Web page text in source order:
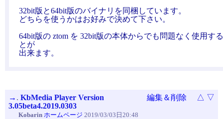
32bit版と64bit版のバイナリを同梱しています。
どちらを使うかはお好みで決めて下さい。
64bit版の ztom を 32bit版の本体からでも問題なく使用す
とが
出来ます。
→ . KbMedia Player Version
3.05beta4.2019.0303
Kobarin ホームページ 2019/03/03日20:48
編集＆削除 △ ▽